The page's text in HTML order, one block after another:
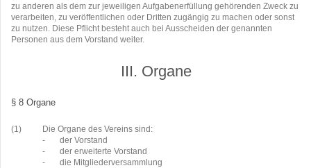
zu anderen als dem zur jeweiligen Aufgabenerfüllung gehörenden Zweck zu
verarbeiten, zu veröffentlichen oder Dritten zugängig zu machen oder sonst
zu nutzen. Diese Pflicht besteht auch bei Ausscheiden der genannten
Personen aus dem Vorstand weiter.
III. Organe
§ 8 Organe
(1)
Die Organe des Vereins sind:
-
der Vorstand
-
der erweiterte Vorstand
-
die Mitgliederversammlung